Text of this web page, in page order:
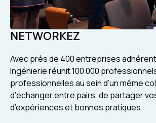
NETWORKEZ
Avec près de 400 entreprises
Ingénierie réunit 100 000
professionnelles au sein d’un même
d’échanger entre pairs, de partager
d’expériences et bonnes pratiques.